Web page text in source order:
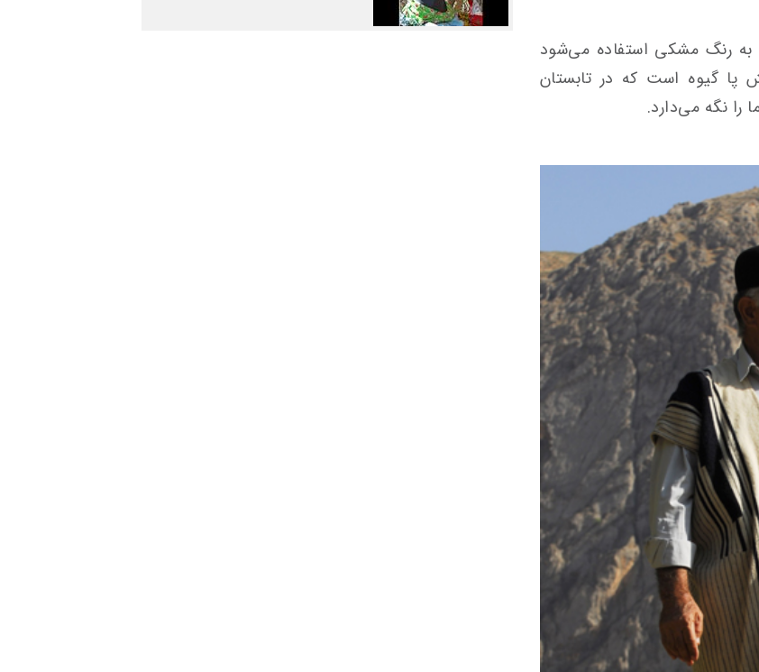
به رنگ مشکی استفاده می‌شود
پا گیوه است که در تابستان
نگه می‌دارد.